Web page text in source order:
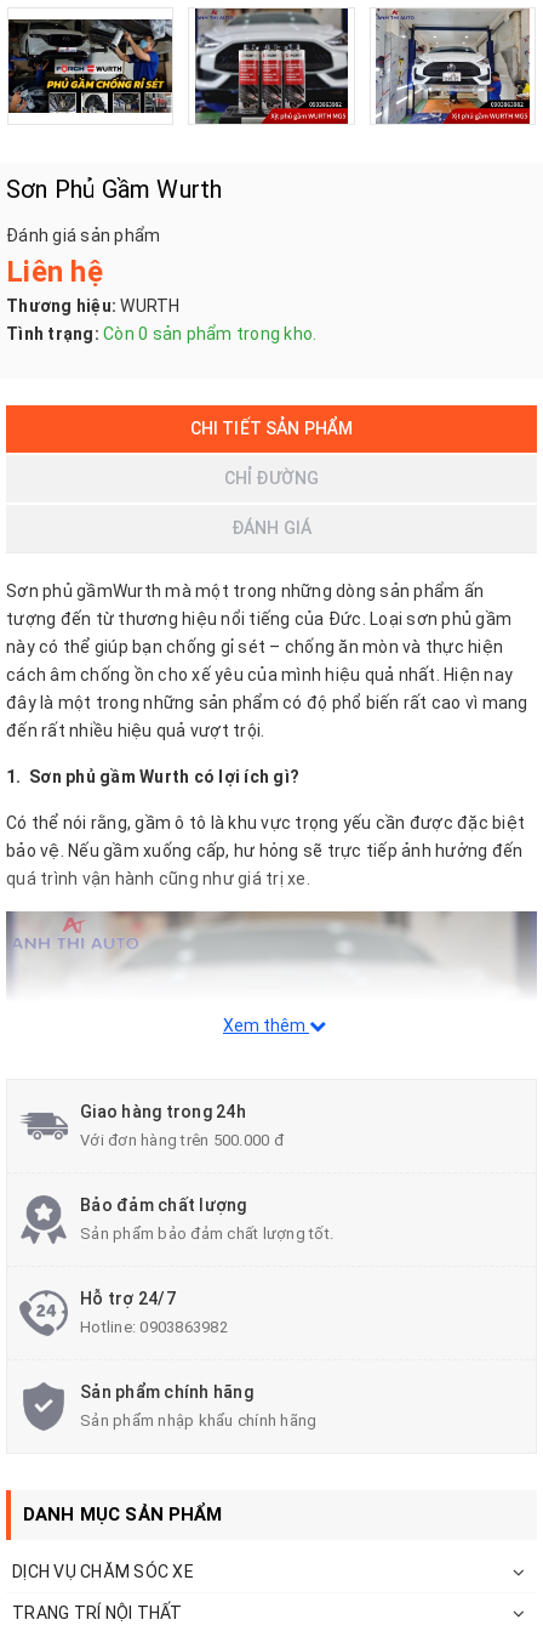
Sơn Phủ Gầm Wurth
Đánh giá sản phẩm
Liên hệ
Thương hiệu: WURTH
Tình trạng: Còn 0 sản phẩm trong kho.
CHI TIẾT SẢN PHẨM
CHỈ ĐƯỜNG
ĐÁNH GIÁ
Sơn phủ gầmWurth mà một trong những dòng sản phẩm ấn
tượng đến từ thương hiệu nổi tiếng của Đức. Loại sơn phủ gầm
này có thể giúp bạn chống gỉ sét – chống ăn mòn và thực hiện
cách âm chống ồn cho xế yêu của mình hiệu quả nhất. Hiện nay
đây là một trong những sản phẩm có độ phổ biến rất cao vì mang
đến rất nhiều hiệu quả vượt trội.
1. Sơn phủ gầm Wurth có lợi ích gì?
Có thể nói rằng, gầm ô tô là khu vực trọng yếu cần được đặc biệt
bảo vệ. Nếu gầm xuống cấp, hư hỏng sẽ trực tiếp ảnh hưởng đến
quá trình vận hành cũng như giá trị xe.
Gầm xe tập trung nhiều bộ phận quan trọng như khung gầm nâng
trong suốt quá trình sử dụng ô tô, đây cũng chính là nơi phải chịu
nhiều ảnh hưởng, tác động nhất. Khu vực thấp nhất của ô tô này
Điều này khiến mặt gầm phải liên tục tiếp xúc với đất cát, nước
bẩn, sình lầy, dầu mỡ,… Việc va chạm, cạ gầm còn khiến bề mặt
Xem thêm
Giao hàng trong 24h
Với đơn hàng trên 500.000 đ
Bảo đảm chất lượng
Sản phẩm bảo đảm chất lượng tốt.
Hỗ trợ 24/7
Hotline:0903863982
Sản phẩm chính hãng
Sản phẩm nhập khẩu chính hãng
DANH MỤC SẢN PHẨM
DỊCH VỤ CHĂM SÓC XE
TRANG TRÍ NỘI THẤT